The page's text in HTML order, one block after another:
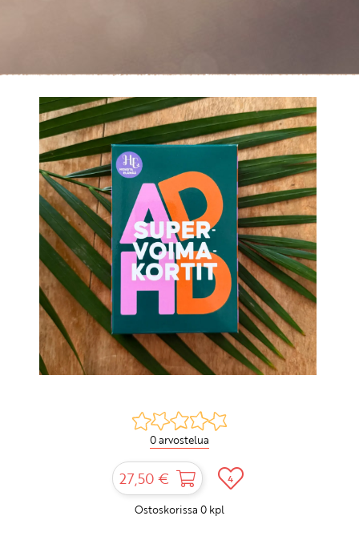
0 arvostelua
27,50 € 4
Ostoskorissa 0 kpl